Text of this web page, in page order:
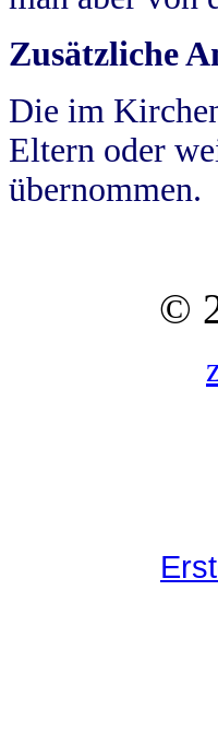
Zusätzliche
Die im
Eltern oder
übernommen.
©